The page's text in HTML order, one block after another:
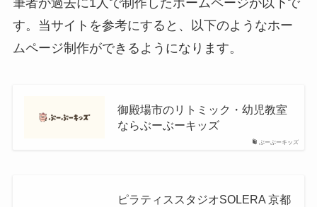
筆者が過去に1人で制作したホームページが以下で
す。当サイトを参考にすると、以下のようなホー
ムページ制作ができるようになります。
ぶーぶーキッズ
御殿場市のリトミック・幼児教室
ならぶーぶーキッズ
ピラティススタジオSOLERA 京都